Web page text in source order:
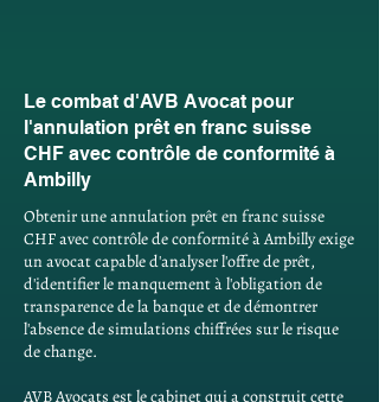
Le combat d'AVB Avocat pour
l'annulation prêt en franc suisse
CHF avec contrôle de conformité à
Ambilly
Obtenir une annulation prêt en franc suisse
CHF avec contrôle de conformité à Ambilly exige
un avocat capable d'analyser l'offre de prêt,
d'identifier le manquement à l'obligation de
transparence de la banque et de démontrer
l'absence de simulations chiffrées sur le risque
de change.
AVB Avocats est le cabinet qui a construit cette